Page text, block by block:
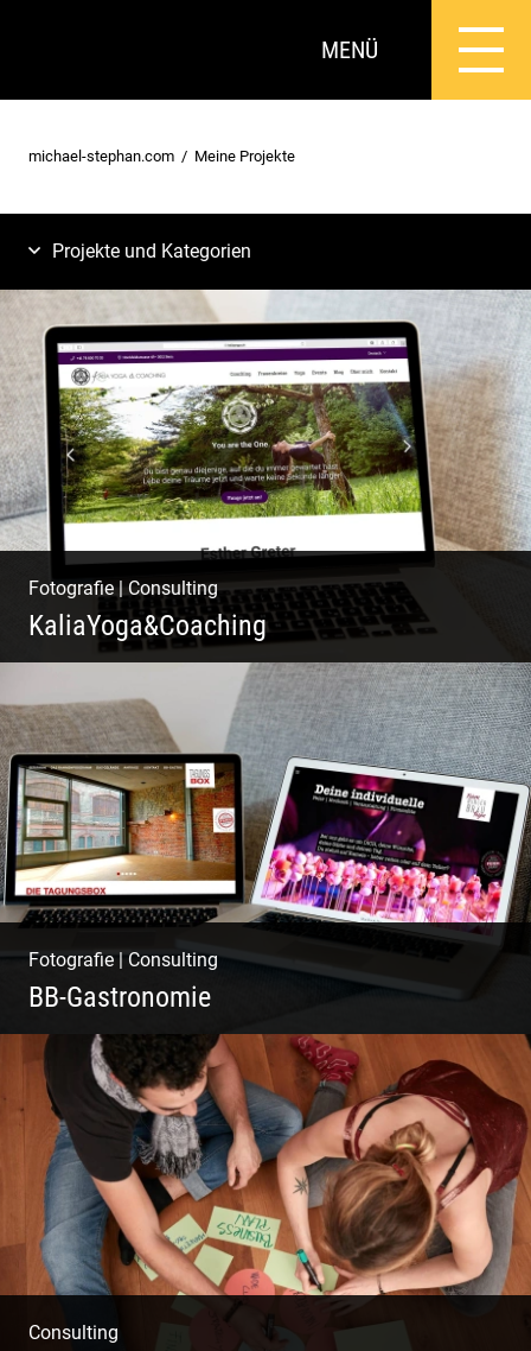
MENÜ
michael-stephan.com Meine Projekte
Projekte und Kategorien
Fotografie | Consulting
KaliaYoga&Coaching
Pint- & Webdesign, Fotografie & Corporate-
Design
Fotografie|Consulting
BB-Gastronomie
Fotografie, Marketing & Design
Consulting